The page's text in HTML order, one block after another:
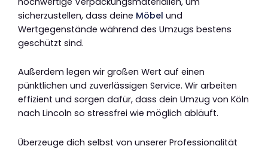
sicherzustellen, dass deine Möbel und
Wertgegenstände während des Umzugs bestens
geschützt sind.
Außerdem legen wir großen Wert auf einen
pünktlichen und zuverlässigen Service. Wir arbeiten
effizient und sorgen dafür, dass dein Umzug von Köln
nach Lincoln so stressfrei wie möglich abläuft.
Überzeuge dich selbst von unserer Professionalität